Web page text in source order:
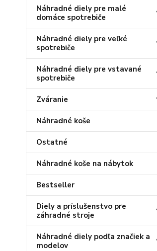
Náhradné diely pre malé
domáce spotrebiče
Náhradné diely pre veľké
spotrebiče
Náhradné diely pre vstavané
spotrebiče
Zváranie
Náhradné koše
Ostatné
Náhradné koše na nábytok
Bestseller
Diely a príslušenstvo pre
záhradné stroje
Náhradné diely podľa značiek a
modelov